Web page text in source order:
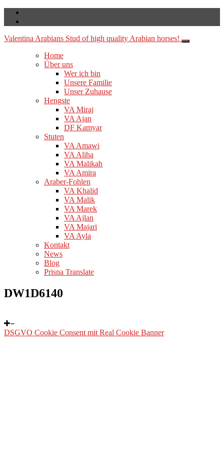
Valentina Arabians Stud of high quality Arabian horses!
Home
Über uns
Wer ich bin
Unsere Familie
Unser Zuhause
Hengste
VA Miraj
VA Ajan
DF Kamyar
Stuten
VA Amawi
VA Aliha
VA Malikah
VA Amira
Araber-Fohlen
VA Khalid
VA Malik
VA Marek
VA Ajlan
VA Majari
VA Ayla
Kontakt
News
Blog
Prisna Translate
DW1D6140
DSGVO Cookie Consent mit Real Cookie Banner